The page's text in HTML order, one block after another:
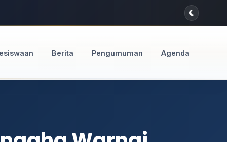
Berita Pengumuman Agenda